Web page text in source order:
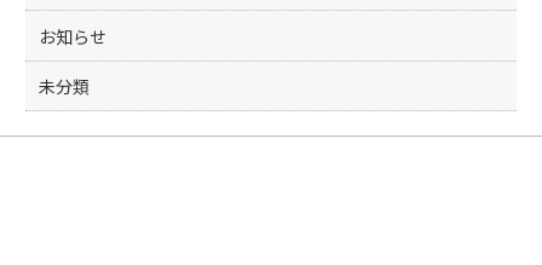
お知らせ
未分類